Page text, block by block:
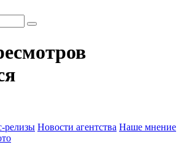
релизы Новости агентства Наше мнение